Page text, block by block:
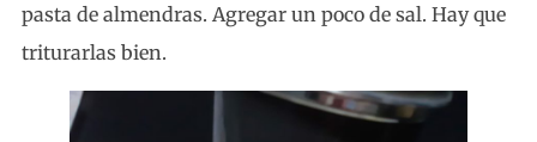
pasta de almendras. Agregar un poco de sal. Hay que
triturarlas bien.